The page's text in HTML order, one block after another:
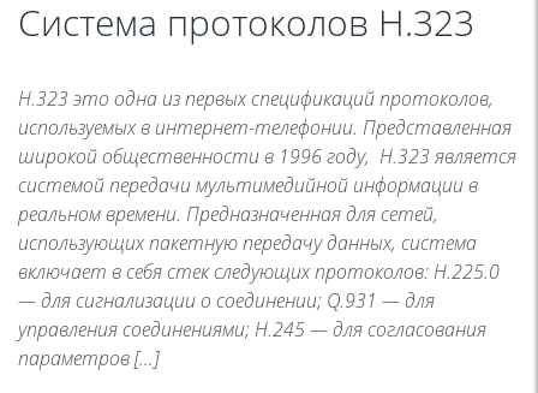
Система протоколов H.323
H.323 это одна из первых спецификаций протоколов,
используемых в интернет-телефонии. Представленная
широкой общественности в 1996 году, H.323 является
системой передачи мультимедийной информации в
реальном времени. Предназначенная для сетей,
использующих пакетную передачу данных, система
включает в себя стек следующих протоколов: H.225.0
— для сигнализации о соединении; Q.931 — для
управления соединениями; H.245 — для согласования
параметров […]